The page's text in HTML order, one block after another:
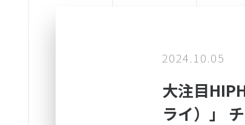
2024.10.05
大注目
ライ）」